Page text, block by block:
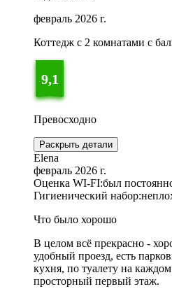
февраль 2026 г.
Коттедж с 2 комнатами с
9,1
Превосходно
Раскрыть детали
Elena
февраль 2026 г.
Оценка WI-FI:был
Гигиенический набор:
Что было хорошо
В целом всё прекрасно -
удобный проезд, есть
кухня, по туалету на
просторный первый этаж.